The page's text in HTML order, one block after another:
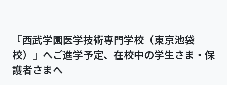
『西武学園医学技術専門学校（東京池袋
校）』へご進学予定、在校中の学生さま・保
護者さまへ